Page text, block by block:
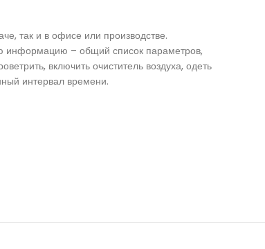
так и в офисе или производстве.
информацию – общий список параметров,
включить очиститель воздуха, одеть
интервал времени.